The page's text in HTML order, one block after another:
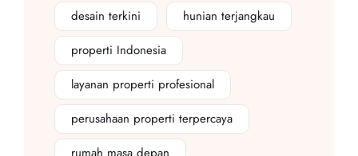
desain terkini
hunian terjangkau
properti Indonesia
layanan properti profesional
perusahaan properti terpercaya